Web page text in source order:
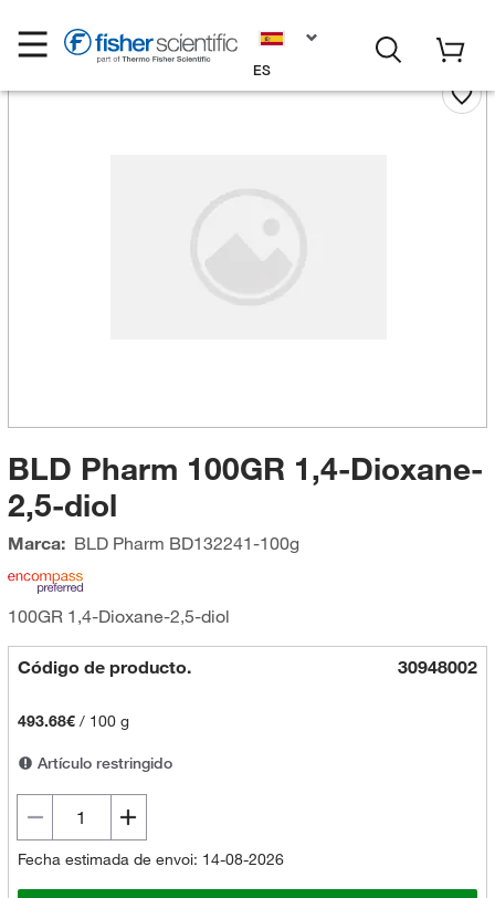
ES
BLD Pharm 100GR 1,4-Dioxane-
2,5-diol
Marca: BLD Pharm BD132241-100g
100GR 1,4-Dioxane-2,5-diol
Código de producto. 30948002
493.68€/ 100 g
Artículo restringido
Fecha estimada de envoi: 14-08-2026